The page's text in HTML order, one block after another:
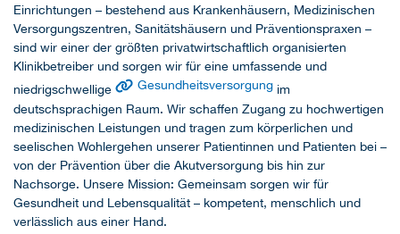
Einrichtungen – bestehend aus Krankenhäusern, Medizinischen
Versorgungszentren, Sanitätshäusern und Präventionspraxen –
sind wir einer der größten privatwirtschaftlich organisierten
Klinikbetreiber und sorgen wir für eine umfassende und
niedrigschwellige
Gesundheitsversorgung im
deutschsprachigen Raum. Wir schaffen Zugang zu hochwertigen
medizinischen Leistungen und tragen zum körperlichen und
seelischen Wohlergehen unserer Patientinnen und Patienten bei –
von der Prävention über die Akutversorgung bis hin zur
Nachsorge. Unsere Mission: Gemeinsam sorgen wir für
Gesundheit und Lebensqualität – kompetent, menschlich und
verlässlich aus einer Hand.